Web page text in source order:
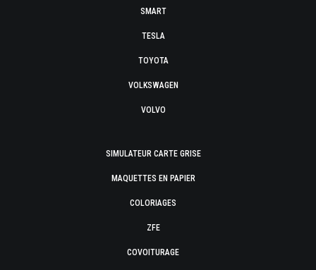
SMART
TESLA
TOYOTA
VOLKSWAGEN
VOLVO
SIMULATEUR CARTE GRISE
MAQUETTES EN PAPIER
COLORIAGES
ZFE
COVOITURAGE